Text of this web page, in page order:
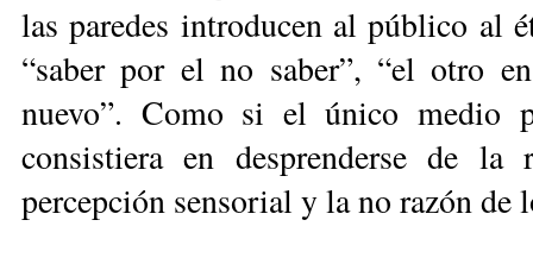
las paredes introducen al público al
“saber por el no saber”, “el otro
nuevo”. Como si el único medio
consistiera en desprenderse de
percepción sensorial y la no razón